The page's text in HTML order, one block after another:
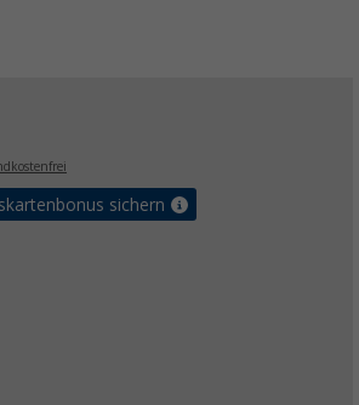
sichern